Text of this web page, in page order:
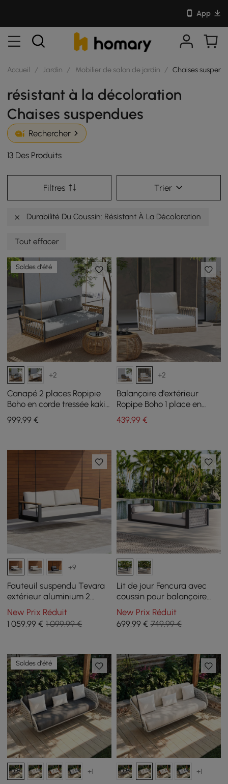
App
Accueil / Jardin / Mobilier de salon de jardin / Chaises
résistant à la décoloration
Chaises suspendues
Rechercher
13 Des Produits
Filtres Trier
Durabilité Du Coussin: Résistant À La Décoloration
Tout effacer
Soldes d'été
+2
Canapé 2 places Ropipie
Boho en corde tressée kaki
avec coussin gris
999,99 €
+2
Balançoire d'extérieur
Ropipe Boho 1 place en
corde tressée kaki avec
coussin blanc
439,99€
+9
Fauteuil suspendu Tevara
extérieur aluminium 2
places
New Prix Réduit
1 059,99 € 1 099,99 €
Lit de jour Fencura avec
coussin pour balançoire
extérieure
New Prix Réduit
699,99€ 749,99 €
Soldes d'été
+1 +1